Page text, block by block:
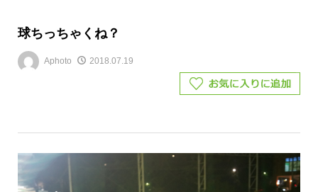
球ちっちゃくね？
Aphoto 2018.07.19